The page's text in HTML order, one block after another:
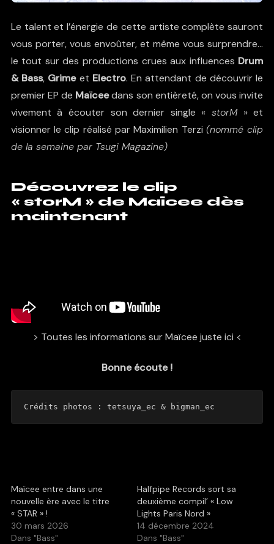
Le talent et l’énergie de cette artiste complète sauront
vous porter, vous envoûter, et même vous surprendre…
le tout sur des productions crues aux influences Drum
& Bass, Grimeet Electro. En attendant de découvrir le
premier EP de Maïceedans son entièreté, on vous invite
vivement à écouter son dernier single « storM» et
visionner le clip réalisé parMaximilien Terzi (nommé clip
de la semaine par Tsugi Magazine)
Découvrez le clip
« storM » de Maïcee dès
maintenant
> Toutes les informations sur Maïcee juste ici <
Bonne écoute !
Crédits photos : tetsuya_ec & bigman_ec
Maïcee entre dans une
nouvelle ère avec le titre
« STAR » !
30 mars 2026
Dans "Bass"
Halfpipe Records sort sa
deuxième compil’ « Low
Lights Paris Nord »
14 décembre 2024
Dans "Bass"